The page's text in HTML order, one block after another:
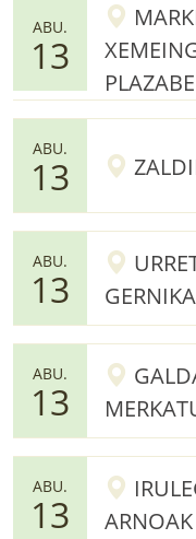
ABU.
13
ABU.
13
ABU.
13
ABU.
13
ABU.
13
ARNOAK